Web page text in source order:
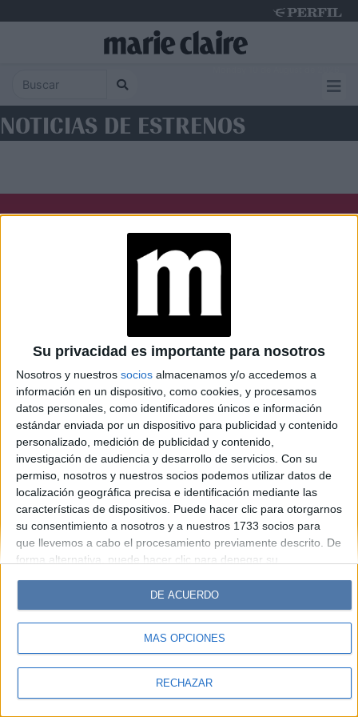
Su privacidad es importante para nosotros
Nosotros y nuestros socios almacenamos y/o accedemos a
información en un dispositivo, como cookies, y procesamos
datos personales, como identificadores únicos e información
estándar enviada por un dispositivo para publicidad y contenido
personalizado, medición de publicidad y contenido,
investigación de audiencia y desarrollo de servicios. Con su
permiso, nosotros y nuestros socios podemos utilizar datos de
localización geográfica precisa e identificación mediante las
características de dispositivos. Puede hacer clic para otorgarnos
su consentimiento a nosotros y a nuestros 1733 socios para
que llevemos a cabo el procesamiento previamente descrito. De
forma alternativa, puede hacer clic para denegar su
cambiar sus preferencias antes de otorgar su consentimiento.
Tenga en cuenta que algún procesamiento de sus datos
personales puede no requerir de su consentimiento, pero usted
tiene el derecho de rechazar tal procesamiento. Sus
sus preferencias o retirar su consentimiento en cualquier
MÁS OPCIONES
RECHAZAR
DE ACUERDO
NOTICIAS DE ESTRENOS
Caras Noticias
Weekend Parabrisas
Look
Luz Mía Lunateen Break BATimes
© Perfil.com 2006-2019 - Todos los derechos reservados
Registro de Propiedad Intelectual: Nro. 5346433